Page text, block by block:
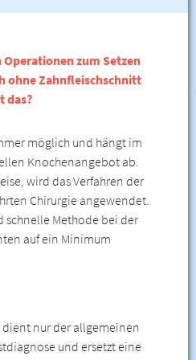
zum Setzen
ohne Zahnfleischschnitt
das?
möglich und hängt im
Knochenangebot ab.
wird das Verfahren der
Chirurgie angewendet.
schnelle Methode bei der
auf ein Minimum
nur der allgemeinen
und ersetzt eine